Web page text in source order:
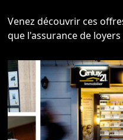
Venez découvrir ces
que l'assurance de loyers
Notre agence
IMMOBILIER
suivantes pour louer et